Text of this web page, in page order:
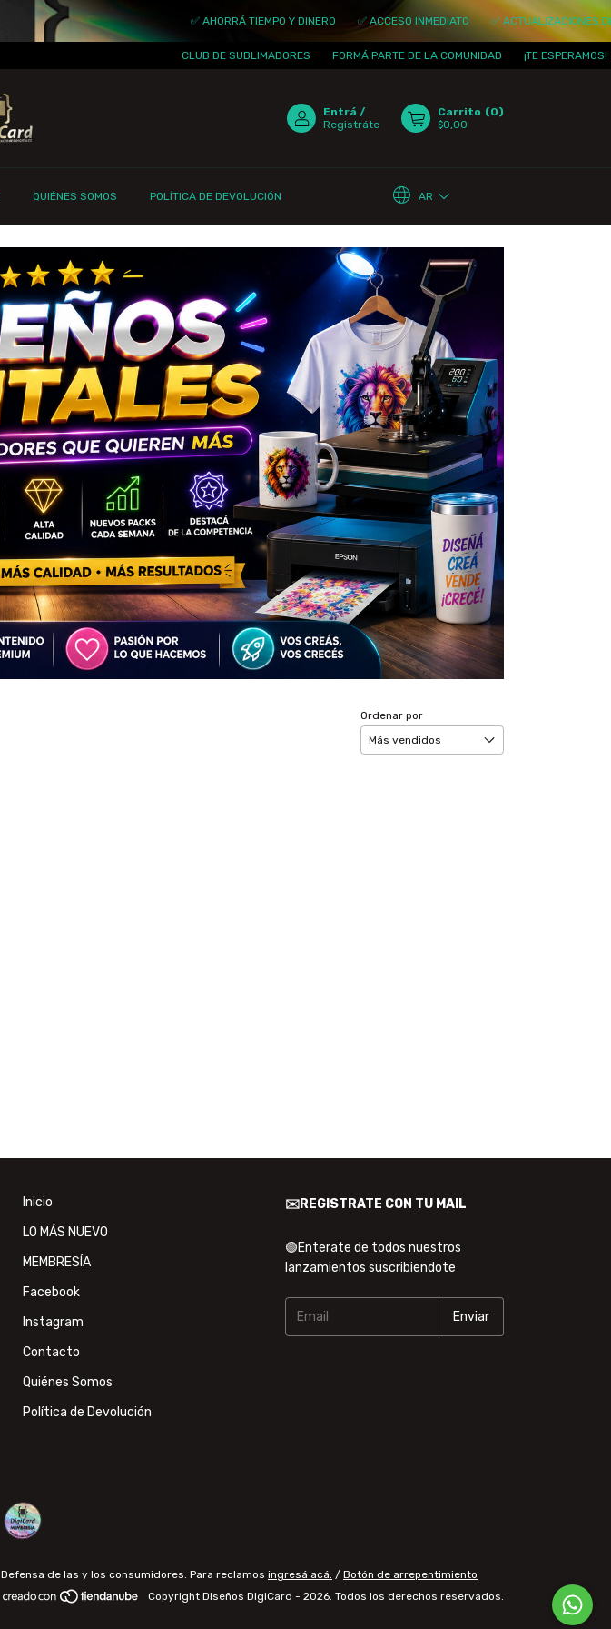
✅ AHORRÁ TIEMPO Y DINERO ✅ ACCESO INMEDIATO ✅ ACTUALIZACIONES DIARIAS
CLUB DE SUBLIMADORES FORMÁ PARTE DE LA COMUNIDAD ¡TE ESPERAMOS!
Entrá /
Registráte
Carrito (0)
$0,00
QUIÉNES SOMOS POLÍTICA DE DEVOLUCIÓN AR
Ordenar por
Inicio
LO MÁS NUEVO
MEMBRESÍA
Facebook
Instagram
Contacto
Quiénes Somos
Política de Devolución
✉️REGISTRATE CON TU MAIL
🟢Enterate de todos nuestros
lanzamientos suscribiendote
Defensa de las y los consumidores. Para reclamos ingresá acá. / Botón de arrepentimiento
Copyright Diseños DigiCard - 2026. Todos los derechos reservados.